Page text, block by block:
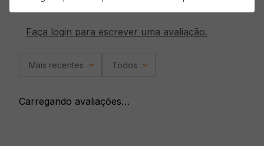
Faça login para escrever uma avaliação.
Mais recentes Todos
Carregando avaliações…